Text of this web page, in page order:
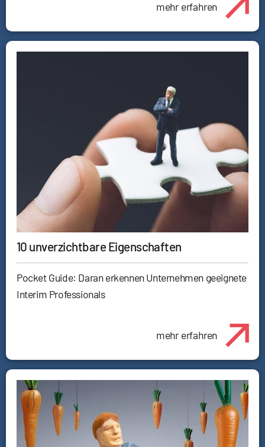
mehr erfahren
10 unverzichtbare Eigenschaften
Pocket Guide: Daran erkennen Unternehmen geeignete
Interim Professionals
mehr erfahren